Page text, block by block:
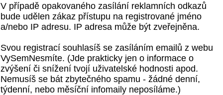
V případě opakovaného zasílání reklamních odkazů
bude udělen zákaz přístupu na registrované jméno
a/nebo IP adresu. IP adresa může být zveřejněna.
Svou registrací souhlasíš se zasíláním emailů z webu
VySemNesmíte. (Jde prakticky jen o informace o
zvýšení či snížení tvojí uživatelské hodnosti apod.
Nemusíš se bát zbytečného spamu - žádné denní,
týdenní, nebo měsíční infomaily neposíláme.)